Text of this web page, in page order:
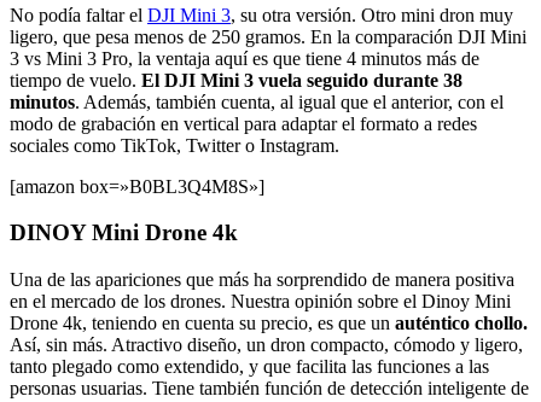
No podía faltar el DJI Mini 3, su otra versión. Otro mini dron muy
ligero, que pesa menos de 250 gramos. En la comparación DJI Mini
3 vs Mini 3 Pro, la ventaja aquí es que tiene 4 minutos más de
tiempo de vuelo. El DJI Mini 3 vuela seguido durante 38
minutos. Además, también cuenta, al igual que el anterior, con el
modo de grabación en vertical para adaptar el formato a redes
sociales como TikTok, Twitter o Instagram.
[amazon box=»B0BL3Q4M8S»]
DINOY Mini Drone 4k
Una de las apariciones que más ha sorprendido de manera positiva
en el mercado de los drones. Nuestra opinión sobre el Dinoy Mini
Drone 4k, teniendo en cuenta su precio, es que un auténtico chollo.
Así, sin más. Atractivo diseño, un dron compacto, cómodo y ligero,
tanto plegado como extendido, y que facilita las funciones a las
personas usuarias. Tiene también función de detección inteligente de